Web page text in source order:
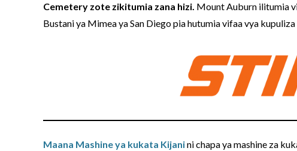
Cemetery zote zikitumia zana hizi. Mount Auburn ilitumia
Bustani ya Mimea ya San Diego pia hutumia vifaa vya kupuliza
Maana Mashine ya kukata Kijanini chapa ya mashine za